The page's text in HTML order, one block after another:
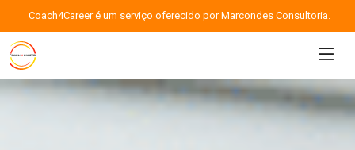
Coach4Career é um serviço oferecido por Marcondes Consultoria.